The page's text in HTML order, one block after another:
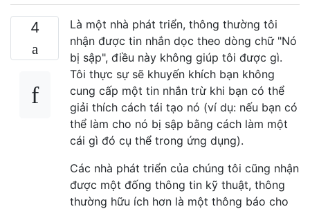
4
Là một nhà phát triển, thông thường tôi
nhận được tin nhắn dọc theo dòng chữ "Nó
bị sập", điều này không giúp tôi được gì.
Tôi thực sự sẽ khuyến khích bạn không
cung cấp một tin nhắn trừ khi bạn có thể
giải thích cách tái tạo nó (ví dụ: nếu bạn có
thể làm cho nó bị sập bằng cách làm một
cái gì đó cụ thể trong ứng dụng).
Các nhà phát triển của chúng tôi cũng nhận
được một đống thông tin kỹ thuật, thông
thường hữu ích hơn là một thông báo cho